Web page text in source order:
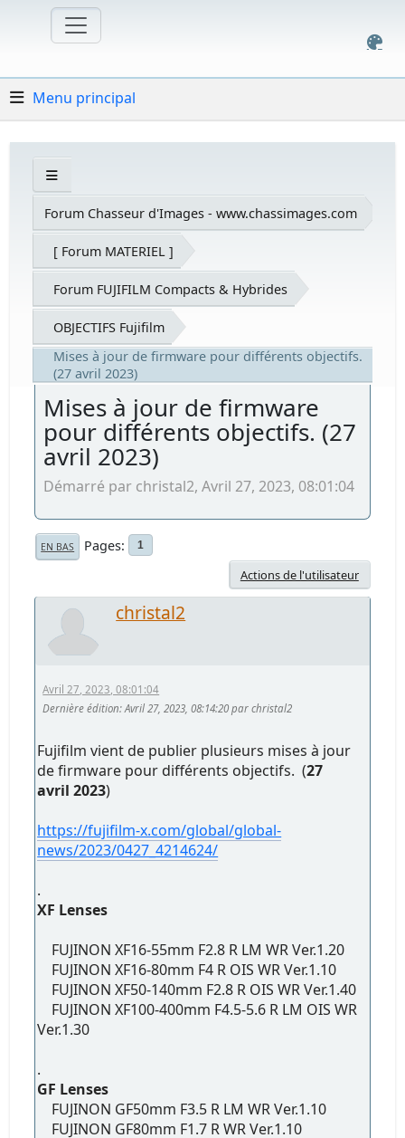
Menu principal
Forum Chasseur d'Images - www.chassimages.com
[ Forum MATERIEL ]
Forum FUJIFILM Compacts & Hybrides
OBJECTIFS Fujifilm
Mises à jour de firmware pour différents objectifs.
(27 avril 2023)
Mises à jour de firmware
pour différents objectifs. (27
avril 2023)
Démarré par christal2, Avril 27, 2023, 08:01:04
EN BAS Pages 1
Actions de l'utilisateur
christal2
Avril 27, 2023, 08:01:04
Dernière édition: Avril 27, 2023, 08:14:20 par christal2
Fujifilm vient de publier plusieurs mises à jour
de firmware pour différents objectifs. (27
avril 2023)
https://fujifilm-x.com/global/global-
news/2023/0427_4214624/
.
XF Lenses
FUJINON XF16-55mm F2.8 R LM WR Ver.1.20
FUJINON XF16-80mm F4 R OIS WR Ver.1.10
FUJINON XF50-140mm F2.8 R OIS WR Ver.1.40
FUJINON XF100-400mm F4.5-5.6 R LM OIS WR
Ver.1.30
.
GF Lenses
FUJINON GF50mm F3.5 R LM WR Ver.1.10
FUJINON GF80mm F1.7 R WR Ver.1.10